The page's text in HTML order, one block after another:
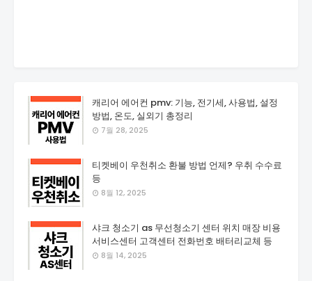
캐리어 에어컨 pmv: 기능, 전기세, 사용법, 설정
방법, 온도, 실외기 총정리
7월 28, 2025
티켓베이 우천취소 환불 방법 언제? 우취 수수료
등
8월 12, 2025
샤크 청소기 as 무선청소기 센터 위치 매장 비용
서비스센터 고객센터 전화번호 배터리교체 등
8월 14, 2025